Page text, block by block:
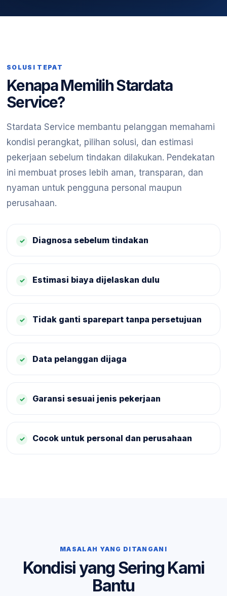
SOLUSI TEPAT
Kenapa Memilih Stardata
Service?
Stardata Service membantu pelanggan memahami
kondisi perangkat, pilihan solusi, dan estimasi
pekerjaan sebelum tindakan dilakukan. Pendekatan
ini membuat proses lebih aman, transparan, dan
nyaman untuk pengguna personal maupun
perusahaan.
Diagnosa sebelum tindakan
Estimasi biaya dijelaskan dulu
Tidak ganti sparepart tanpa persetujuan
Data pelanggan dijaga
Garansi sesuai jenis pekerjaan
Cocok untuk personal dan perusahaan
MASALAH YANG DITANGANI
Kondisi yang Sering Kami
Bantu